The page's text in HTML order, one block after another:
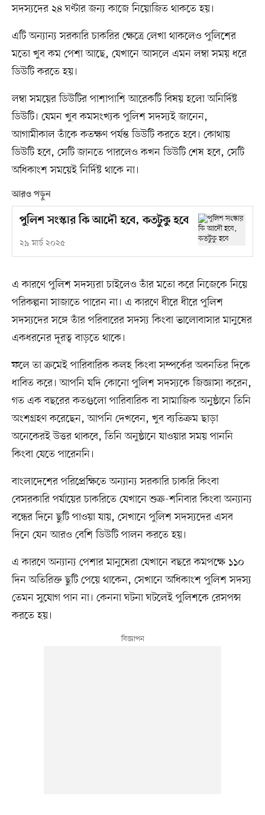
সদস্যদের ২৪ ঘণ্টার জন্য কাজে নিয়োজিত থাকতে হয়।
এটি অন্যান্য সরকারি চাকরির ক্ষেত্রে লেখা থাকলেও পুলিশের
মতো খুব কম পেশা আছে, যেখানে আসলে এমন লম্বা সময় ধরে
ডিউটি করতে হয়।
লম্বা সময়ের ডিউটির পাশাপাশি আরেকটি বিষয় হলো অনির্দিষ্ট
ডিউটি। যেমন খুব কমসংখ্যক পুলিশ সদস্যই জানেন,
আগামীকাল তাঁকে কতক্ষণ পর্যন্ত ডিউটি করতে হবে। কোথায়
ডিউটি হবে, সেটি জানতে পারলেও কখন ডিউটি শেষ হবে, সেটি
অধিকাংশ সময়েই নির্দিষ্ট থাকে না।
আরও পড়ুন
পুলিশ সংস্কার কি আদৌ হবে, কতটুকু হবে
২৯ মার্চ ২০২৫
এ কারণে পুলিশ সদস্যরা চাইলেও তাঁর মতো করে নিজেকে নিয়ে
পরিকল্পনা সাজাতে পারেন না। এ কারণে ধীরে ধীরে পুলিশ
সদস্যদের সঙ্গে তাঁর পরিবারের সদস্য কিংবা ভালোবাসার মানুষের
একধরনের দূরত্ব বাড়তে থাকে।
ফলে তা ক্রমেই পারিবারিক কলহ কিংবা সম্পর্কের অবনতির দিকে
ধাবিত করে। আপনি যদি কোনো পুলিশ সদস্যকে জিজ্ঞাসা করেন,
গত এক বছরের কতগুলো পারিবারিক বা সামাজিক অনুষ্ঠানে তিনি
অংশগ্রহণ করেছেন, আপনি দেখবেন, খুব ব্যতিক্রম ছাড়া
অনেকেরই উত্তর থাকবে, তিনি অনুষ্ঠানে যাওয়ার সময় পাননি
কিংবা যেতে পারেননি।
বাংলাদেশের পরিপ্রেক্ষিতে অন্যান্য সরকারি চাকরি কিংবা
বেসরকারি পর্যায়ের চাকরিতে যেখানে শুক্র-শনিবার কিংবা অন্যান্য
বন্ধের দিনে ছুটি পাওয়া যায়, সেখানে পুলিশ সদস্যদের এসব
দিনে যেন আরও বেশি ডিউটি পালন করতে হয়।
এ কারণে অন্যান্য পেশার মানুষেরা যেখানে বছরে কমপক্ষে ১১০
দিন অতিরিক্ত ছুটি পেয়ে থাকেন, সেখানে অধিকাংশ পুলিশ সদস্য
তেমন সুযোগ পান না। কেননা ঘটনা ঘটলেই পুলিশকে রেসপন্স
করতে হয়।